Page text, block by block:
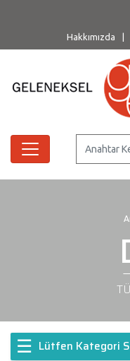
Hakkımızda
☰ Lütfen Kategori